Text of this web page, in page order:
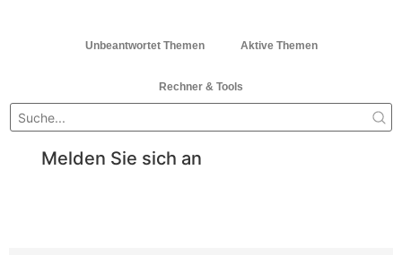
Unbeantwortet Themen Aktive Themen
Rechner & Tools
Melden Sie sich an